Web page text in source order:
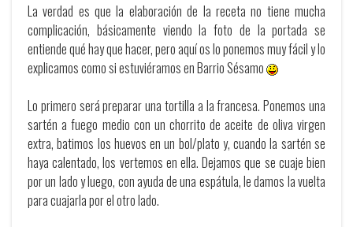
La verdad es que la elaboración de la receta no tiene mucha
complicación, básicamente viendo la foto de la portada se
entiende qué hay que hacer, pero aquí os lo ponemos muy fácil y lo
explicamos como si estuviéramos en Barrio Sésamo
Lo primero será preparar una tortilla a la francesa. Ponemos una
sartén a fuego medio con un chorrito de aceite de oliva virgen
extra, batimos los huevos en un bol/plato y, cuando la sartén se
haya calentado, los vertemos en ella. Dejamos que se cuaje bien
por un lado y luego, con ayuda de una espátula, le damos la vuelta
para cuajarla por el otro lado.